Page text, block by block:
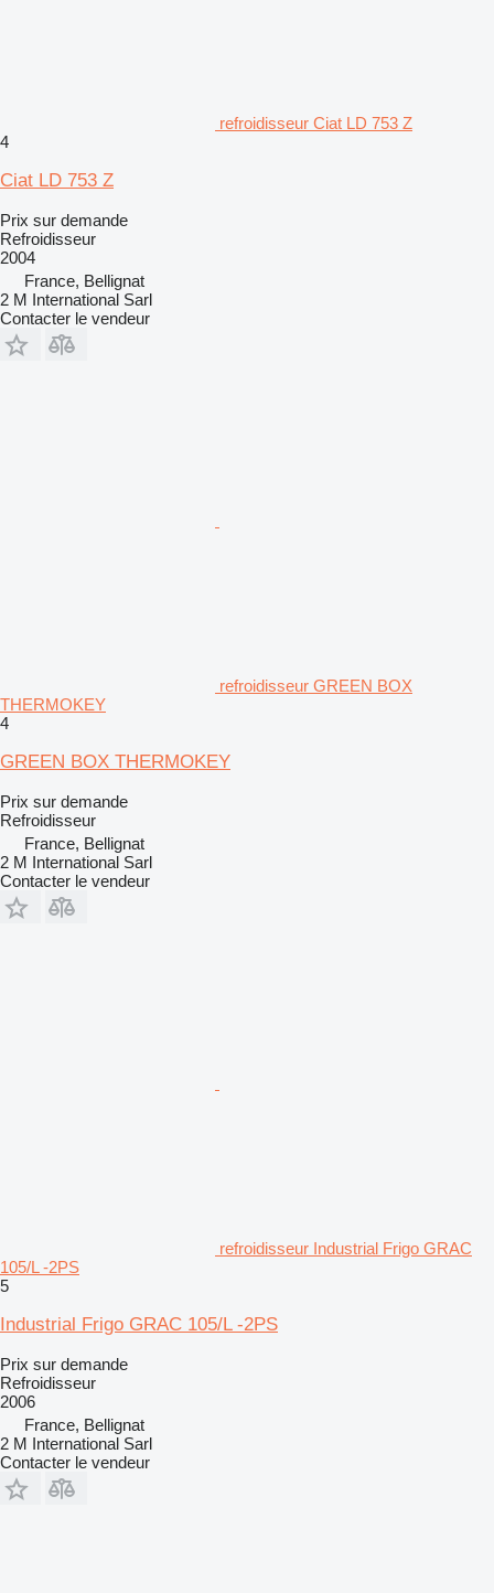
refroidisseur Ciat LD 753 Z
4
Ciat LD 753 Z
Prix sur demande
Refroidisseur
2004
France, Bellignat
2 M International Sarl
Contacter le vendeur
refroidisseur GREEN BOX
THERMOKEY
4
GREEN BOX THERMOKEY
Prix sur demande
Refroidisseur
France, Bellignat
2 M International Sarl
Contacter le vendeur
refroidisseur Industrial Frigo GRAC
105/L -2PS
5
Industrial Frigo GRAC 105/L -2PS
Prix sur demande
Refroidisseur
2006
France, Bellignat
2 M International Sarl
Contacter le vendeur